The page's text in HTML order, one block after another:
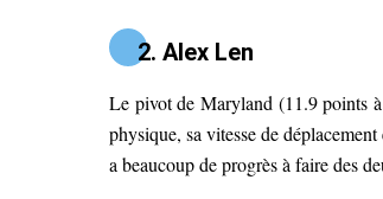
2. Alex Len
Le pivot de Maryland (11.9 points
physique, sa vitesse de
a beaucoup de progrès à faire des